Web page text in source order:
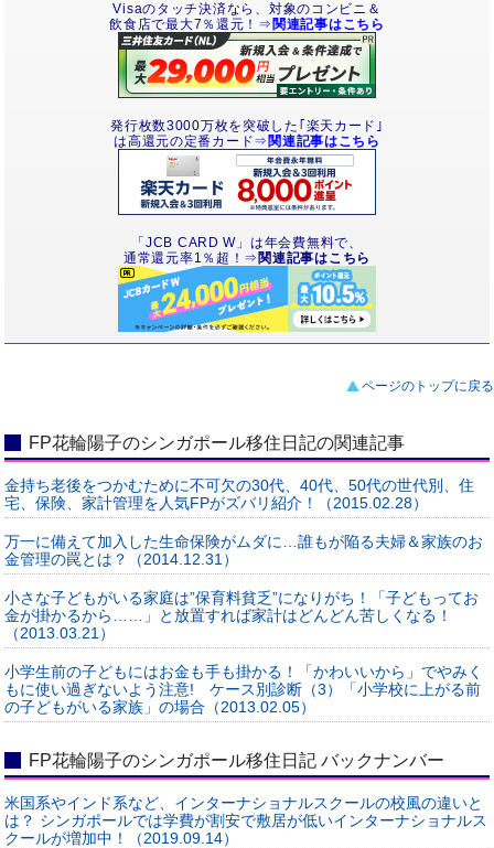
Visaのタッチ決済なら、対象のコンビニ＆
飲食店で最大7％還元！⇒ 関連記事はこちら
発行枚数3000万枚を突破した｢楽天カード｣
は高還元の定番カード⇒ 関連記事はこちら
「JCB CARD W」は年会費無料で、
通常還元率1％超！⇒ 関連記事はこちら
ページのトップに戻る
FP花輪陽子のシンガポール移住日記の関連記事
金持ち老後をつかむために不可欠の30代、40代、50代の世代別、住
宅、保険、家計管理を人気FPがズバリ紹介！（2015.02.28）
万一に備えて加入した生命保険がムダに…誰もが陥る夫婦＆家族のお
金管理の罠とは？（2014.12.31）
小さな子どもがいる家庭は”保育料貧乏”になりがち！「子どもってお
金が掛かるから……」と放置すれば家計はどんどん苦しくなる！
（2013.03.21）
小学生前の子どもにはお金も手も掛かる！「かわいいから」でやみく
もに使い過ぎないよう注意! ケース別診断（3）「小学校に上がる前
の子どもがいる家族」の場合（2013.02.05）
FP花輪陽子のシンガポール移住日記 バックナンバー
米国系やインド系など、インターナショナルスクールの校風の違いと
は？ シンガポールでは学費が割安で敷居が低いインターナショナルス
クールが増加中！（2019.09.14）